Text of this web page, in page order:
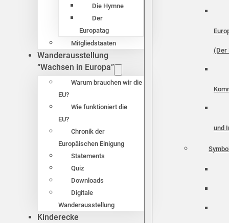
Die Hymne
Der
Europatag
Mitgliedstaaten
Wanderausstellung
“Wachsen in Europa”
Warum brauchen wir die
EU?
Wie funktioniert die
EU?
Chronik der
Europäischen Einigung
Statements
Quiz
Downloads
Digitale
Wanderausstellung
Kinderecke
(Der
und